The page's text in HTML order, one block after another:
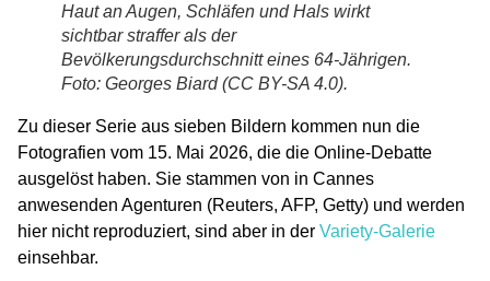
Haut an Augen, Schläfen und Hals wirkt
sichtbar straffer als der
Bevölkerungsdurchschnitt eines 64-Jährigen.
Foto: Georges Biard (CC BY-SA 4.0).
Zu dieser Serie aus sieben Bildern kommen nun die
Fotografien vom 15. Mai 2026, die die Online-Debatte
ausgelöst haben. Sie stammen von in Cannes
anwesenden Agenturen (Reuters, AFP, Getty) und werden
hier nicht reproduziert, sind aber in der Variety-Galerie
einsehbar.